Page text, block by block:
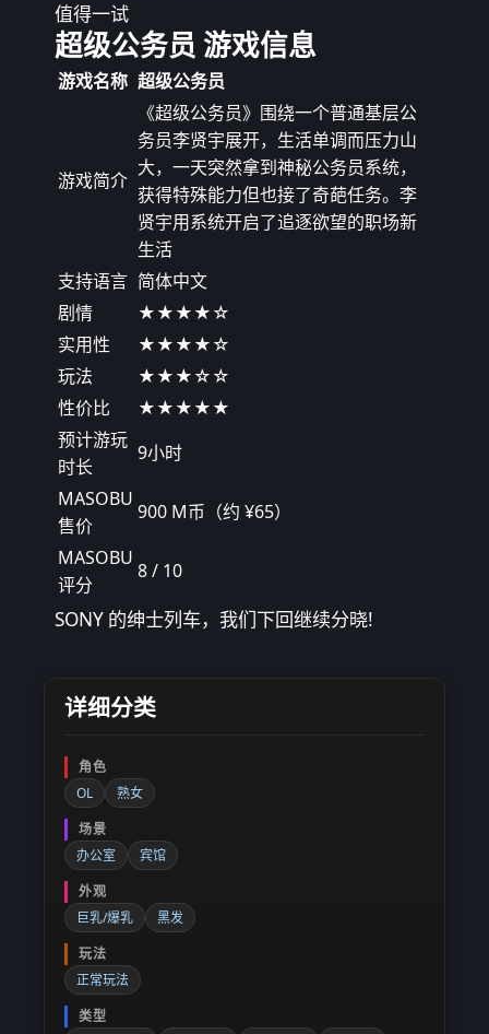
值得一试
超级公务员 游戏信息
游戏名称 超级公务员
游戏简介
《超级公务员》围绕一个普通基层公
务员李贤宇展开，生活单调而压力山
大，一天突然拿到神秘公务员系统，
获得特殊能力但也接了奇葩任务。李
贤宇用系统开启了追逐欲望的职场新
生活
支持语言 简体中文
剧情
★★★★☆
实用性
★★★★☆
玩法
★★★☆☆
性价比
★★★★★
预计游玩
时长
9小时
MASOBU
售价
900 M币（约 ¥65）
MASOBU
评分
8 / 10
SONY 的绅士列车，我们下回继续分晓!
详细分类
角色
OL
熟女
场景
办公室
宾馆
外观
巨乳/爆乳
黑发
玩法
正常玩法
类型